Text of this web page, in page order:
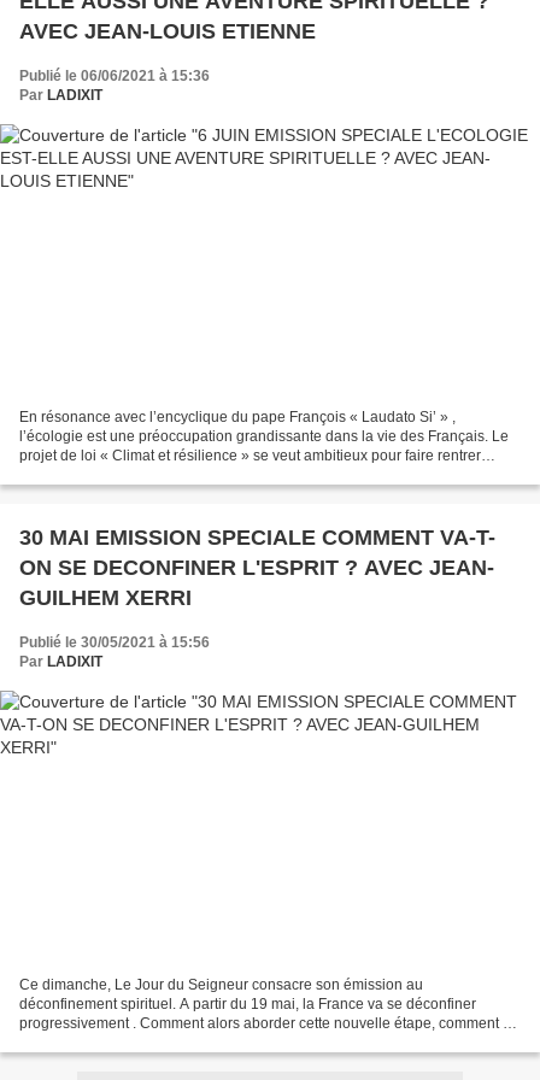
AVEC JEAN-LOUIS ETIENNE
Publié le 06/06/2021 à 15:36
Par LADIXIT
En résonance avec l’encyclique du pape François « Laudato Si’ » ,
l’écologie est une préoccupation grandissante dans la vie des Français. Le
projet de loi « Climat et résilience » se veut ambitieux pour faire rentrer
30 MAI EMISSION SPECIALE COMMENT VA-T-
ON SE DECONFINER L'ESPRIT ? AVEC JEAN-
GUILHEM XERRI
Publié le 30/05/2021 à 15:56
Par LADIXIT
Ce dimanche, Le Jour du Seigneur consacre son émission au
déconfinement spirituel. A partir du 19 mai, la France va se déconfiner
progressivement . Comment alors aborder cette nouvelle étape, comment s’y